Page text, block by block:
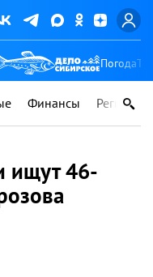
Погода
Финансы Регионы
ищут 46-